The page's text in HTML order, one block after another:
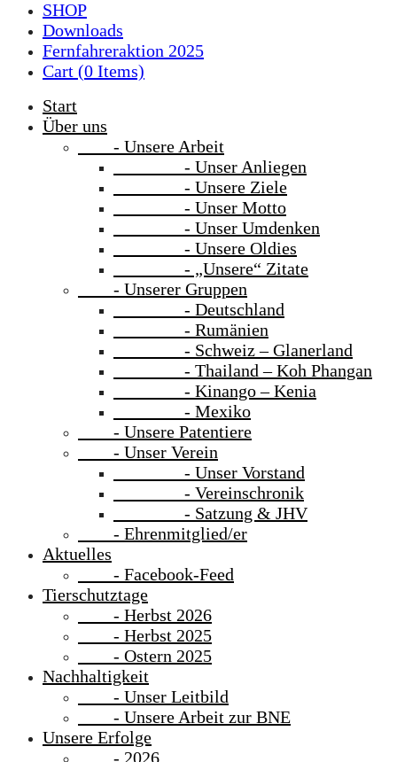
SHOP
Downloads
Fernfahreraktion 2025
Cart (0 Items)
Start
Über uns
- Unsere Arbeit
- Unser Anliegen
- Unsere Ziele
- Unser Motto
- Unser Umdenken
- Unsere Oldies
- „Unsere“ Zitate
- Unserer Gruppen
- Deutschland
- Rumänien
- Schweiz – Glanerland
- Thailand – Koh Phangan
- Kinango – Kenia
- Mexiko
- Unsere Patentiere
- Unser Verein
- Unser Vorstand
- Vereinschronik
- Satzung & JHV
- Ehrenmitglied/er
Aktuelles
- Facebook-Feed
Tierschutztage
- Herbst 2026
- Herbst 2025
- Ostern 2025
Nachhaltigkeit
- Unser Leitbild
- Unsere Arbeit zur BNE
Unsere Erfolge
- 2026